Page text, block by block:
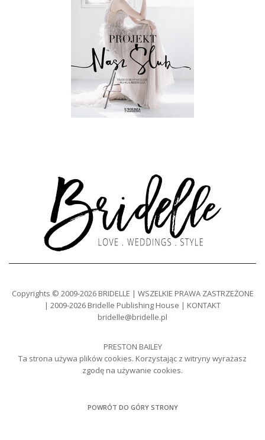
Copyrights © 2009-2026 BRIDELLE | WSZELKIE PRAWA ZASTRZEŻONE
| 2009-2026 Bridelle Publishing House | KONTAKT
bridelle@bridelle.pl
PRESTON BAILEY
Ta strona używa plików cookies. Korzystając z witryny wyrażasz
zgodę na używanie cookies.
POWRÓT DO GÓRY STRONY